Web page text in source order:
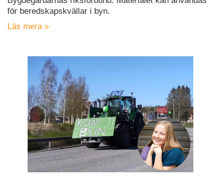
för beredskapskvällar i byn.
Läs mera »